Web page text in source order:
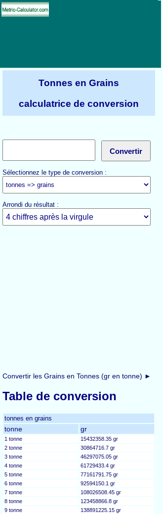
Tonnes en Grains
calculatrice de conversion
Sélectionnez le type de conversion :
Arrondi du résultat :
Convertir les Grains en Tonnes (gr en tonne) ►
Table de conversion
tonnes en grains
tonne gr
1 tonne
15432358.35 gr
2 tonne
30864716.7 gr
3 tonne
46297075.05 gr
4 tonne
61729433.4 gr
5 tonne
77161791.75 gr
6 tonne
92594150.1 gr
7 tonne
108026508.45 gr
8 tonne
123458866.8 gr
9 tonne
138891225.15 gr